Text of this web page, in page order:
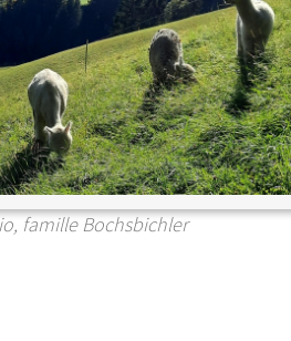
famille Bochsbichler